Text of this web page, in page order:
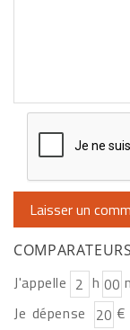
COMPARATEURS
J'appelle h
Je dépense